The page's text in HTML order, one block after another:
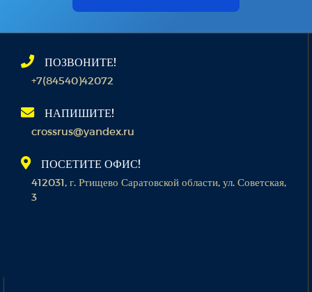
ПОЗВОНИТЕ!
+7(84540)42072
НАПИШИТЕ!
crossrus@yandex.ru
ПОСЕТИТЕ ОФИС!
412031, г. Ртищево Саратовской области, ул. Советская,
3